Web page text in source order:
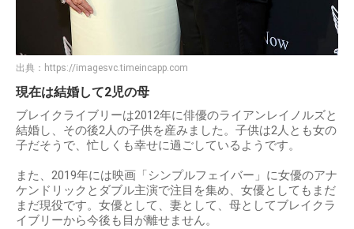
出典： https://imagesvc.timeincapp.com
現在は結婚して2児の母
ブレイクライブリーは2012年に俳優のライアンレイノルズと
結婚し、その後2人の子供を産みました。子供は2人とも女の
子だそうで、忙しくも幸せに過ごしているようです。
また、2019年には映画「シンプルフェイバー」に女優のアナ
ケンドリックとダブル主演で注目を集め、女優としてもまだ
まだ現役です。女優として、妻として、母としてブレイクラ
イブリーから今後も目が離せません。